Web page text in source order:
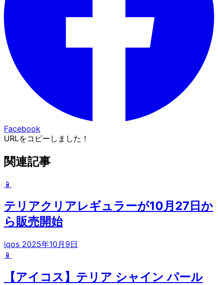
Facebook
URLをコピーしました！
関連記事
📱
テリアクリアレギュラーが10月27日か
ら販売開始
iqos 2025年10月9日
📱
【アイコス】テリア シャイン パール